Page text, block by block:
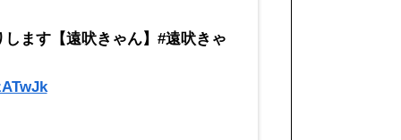
ます【遠吠きゃん】#遠吠きゃ